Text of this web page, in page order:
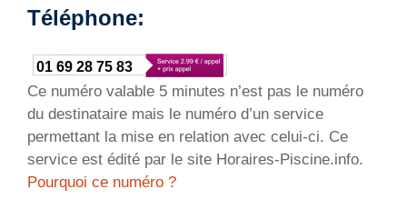
Téléphone:
01 69 28 75 83
Ce numéro valable 5 minutes n’est pas le numéro
du destinataire mais le numéro d’un service
permettant la mise en relation avec celui-ci. Ce
service est édité par le site Horaires-Piscine.info.
Pourquoi ce numéro ?